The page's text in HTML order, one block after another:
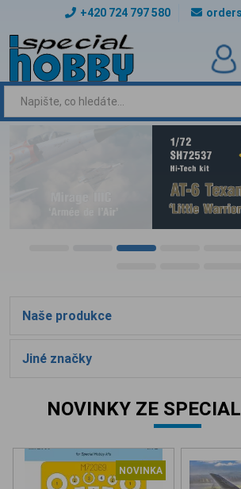
+420 724 797 580
Naše produkce
Jiné značky
NOVINKY ZE
NOVINKA